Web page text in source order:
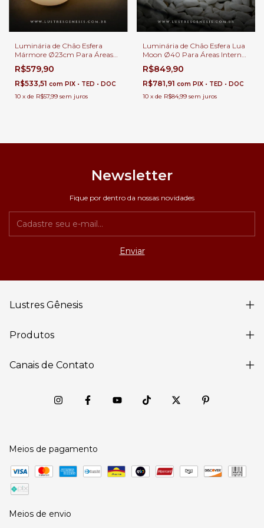
Luminária de Chão Esfera
Mármore Ø23cm Para Áreas
Internas e Externas.
R$579,90
R$533,51 com PIX • TED • DOC
10 x de R$57,99 sem juros
Luminária de Chão Esfera Lua
Moon Ø40 Para Áreas Internas
e Externas.
R$849,90
R$781,91 com PIX • TED • DOC
10 x de R$84,99 sem juros
Newsletter
Fique por dentro da nossas novidades
Lustres Gênesis
Produtos
Canais de Contato
Meios de pagamento
Meios de envio